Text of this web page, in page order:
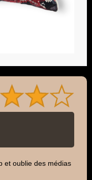
et oublie des médias